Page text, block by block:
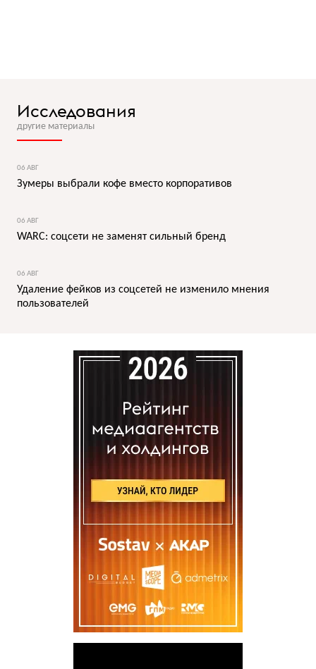
Исследования
другие материалы
06 АВГ
Зумеры выбрали кофе вместо корпоративов
06 АВГ
WARC: соцсети не заменят сильный бренд
06 АВГ
Удаление фейков из соцсетей не изменило мнения
пользователей